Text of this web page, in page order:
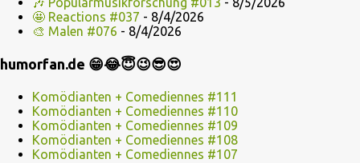
🤩 Reactions #037 - 8/4/2026
🎨 Malen #076 - 8/4/2026
humorfan.de 😁😂😇😉😎😍
Komödianten + Comediennes #111
Komödianten + Comediennes #110
Komödianten + Comediennes #109
Komödianten + Comediennes #108
Komödianten + Comediennes #107